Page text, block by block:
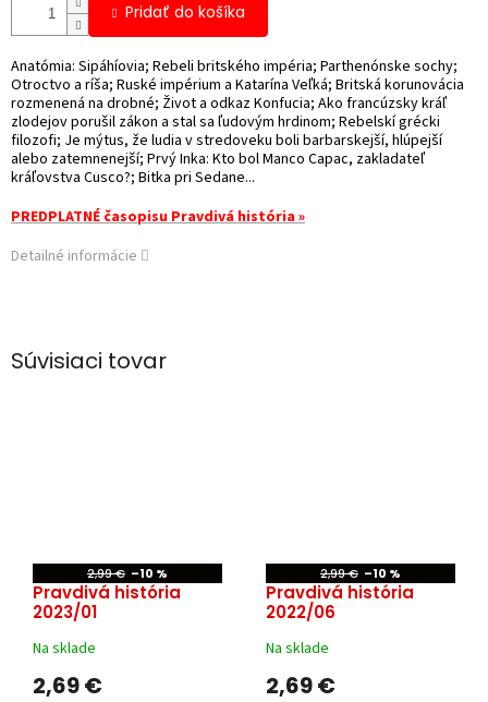
Pridať do košíka
Anatómia: Sipáhíovia; Rebeli britského impéria; Parthenónske sochy;
Otroctvo a ríša; Ruské impérium a Katarína Veľká; Britská korunovácia
rozmenená na drobné; Život a odkaz Konfucia; Ako francúzsky kráľ
zlodejov porušil zákon a stal sa ľudovým hrdinom; Rebelskí grécki
filozofi; Je mýtus, že ludia v stredoveku boli barbarskejší, hlúpejší
alebo zatemnenejší; Prvý Inka: Kto bol Manco Capac, zakladateľ
kráľovstva Cusco?; Bitka pri Sedane...
PREDPLATNÉ časopisu Pravdivá história »
Detailné informácie
Súvisiaci tovar
2,99 € –10 %
Pravdivá história
2023/01
Na sklade
2,69 €
2,99 € –10 %
Pravdivá história
2022/06
Na sklade
2,69 €